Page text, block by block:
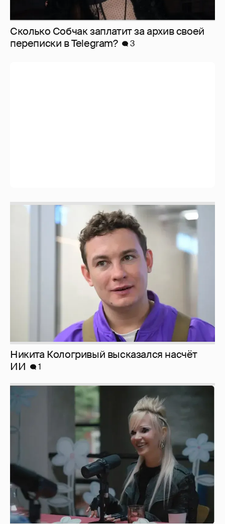
Сколько Собчак заплатит за архив своей
перeписки в Telegram?
3
Никита Кологривый высказался насчёт
Певица Глюкоза рассказала о съёмках для
эротического журнала
3